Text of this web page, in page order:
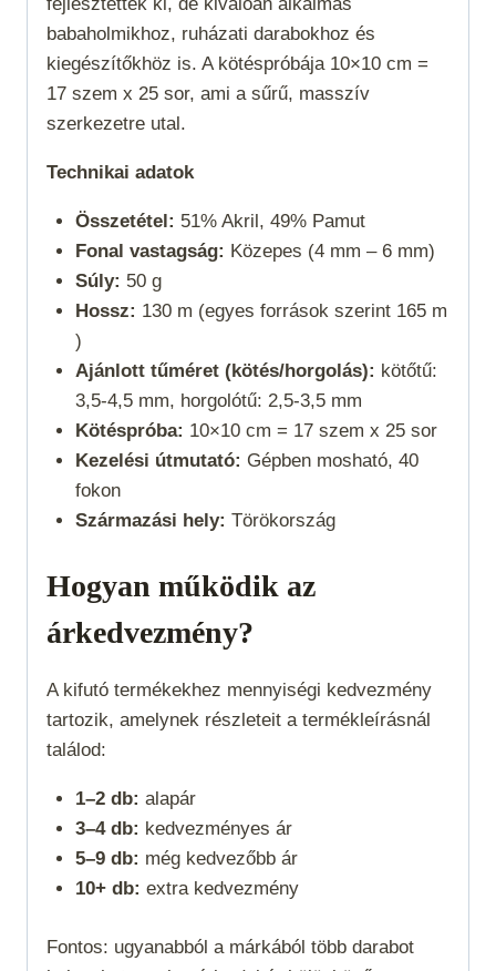
babaholmikhoz, ruházati darabokhoz és
kiegészítőkhöz is. A kötéspróbája 10×10 cm =
17 szem x 25 sor, ami a sűrű, masszív
szerkezetre utal.
Technikai adatok
Összetétel: 51% Akril, 49% Pamut
Fonal vastagság: Közepes (4 mm – 6 mm)
Súly: 50 g
Hossz: 130 m (egyes források szerint 165 m
)
Ajánlott tűméret (kötés/horgolás): kötőtű:
3,5-4,5 mm, horgolótű: 2,5-3,5 mm
Kötéspróba: 10×10 cm = 17 szem x 25 sor
Kezelési útmutató: Gépben mosható, 40
fokon
Származási hely: Törökország
Hogyan működik az
árkedvezmény?
A kifutó termékekhez mennyiségi kedvezmény
tartozik, amelynek részleteit a termékleírásnál
találod:
1–2 db: alapár
3–4 db: kedvezményes ár
5–9 db: még kedvezőbb ár
10+ db: extra kedvezmény
Fontos: ugyanabból a márkából több darabot